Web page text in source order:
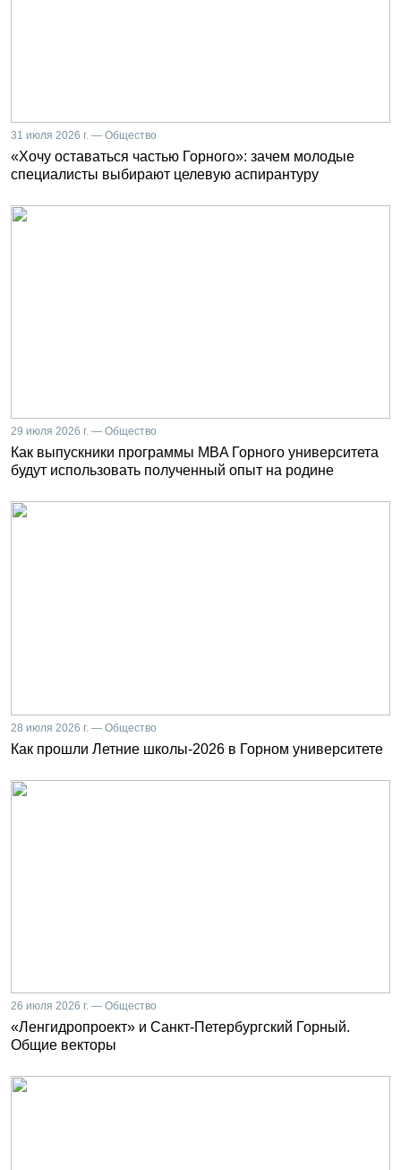
31 июля 2026 г. — Общество
«Хочу оставаться частью Горного»: зачем молодые
специалисты выбирают целевую аспирантуру
29 июля 2026 г. — Общество
Как выпускники программы MBA Горного университета
будут использовать полученный опыт на родине
28 июля 2026 г. — Общество
Как прошли Летние школы-2026 в Горном университете
26 июля 2026 г. — Общество
«Ленгидропроект» и Санкт-Петербургский Горный.
Общие векторы